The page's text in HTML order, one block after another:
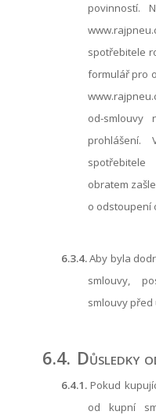
povinností.
spotřebitele
formulář pro
od-smlouvy
prohlášení.
obratem
o odstoupení
6.3.4.Aby byla
smlouvy,
smlouvy
6.4. Důsledky
6.4.1. Pokud
od kupní